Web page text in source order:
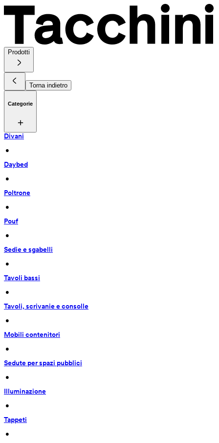
Prodotti
Torna indietro
Categorie
Divani
•
Daybed
•
Poltrone
•
Pouf
•
Sedie e sgabelli
•
Tavoli bassi
•
Tavoli, scrivanie e consolle
•
Mobili contenitori
•
Sedute per spazi pubblici
•
Illuminazione
•
Tappeti
•